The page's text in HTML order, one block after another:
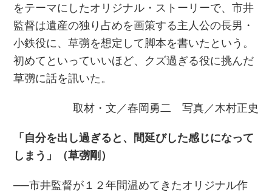
をテーマにしたオリジナル・ストーリーで、市井
監督は遺産の独り占めを画策する主人公の長男・
小鉄役に、草彅を想定して脚本を書いたという。
初めてといっていいほど、クズ過ぎる役に挑んだ
草彅に話を訊いた。
取材・文／春岡勇二 写真／木村正史
「自分を出し過ぎると、間延びした感じになって
しまう」（草彅剛）
──市井監督が１２年間温めてきたオリジナル作